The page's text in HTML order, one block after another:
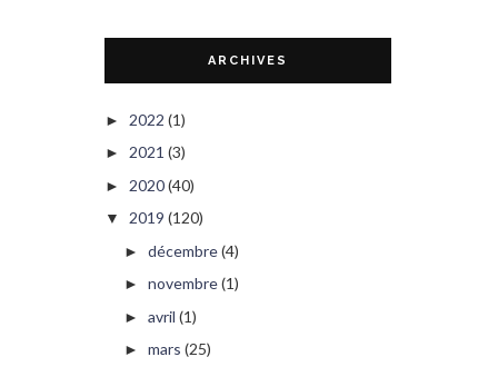
ARCHIVES
► 2022 (1)
► 2021 (3)
► 2020(40)
▼ 2019 (120)
► décembre(4)
► novembre(1)
► avril (1)
► mars (25)